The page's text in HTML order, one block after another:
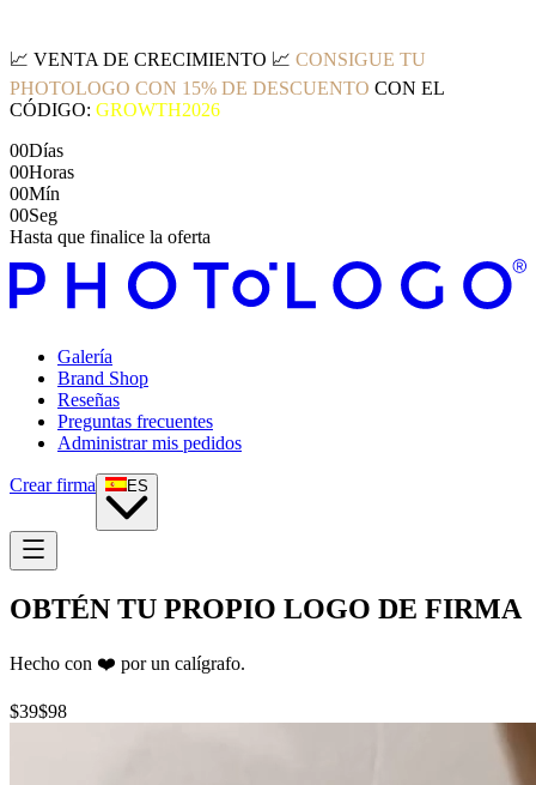
📈 VENTA DE CRECIMIENTO 📈 CONSIGUE TU
PHOTOLOGO CON 15% DE DESCUENTO CON EL
CÓDIGO: GROWTH2026
00Días
00Horas
00Mín
00Seg
Hasta que finalice la oferta
Galería
Brand Shop
Reseñas
Preguntas frecuentes
Administrar mis pedidos
Crear firma ES
OBTÉN TU PROPIO LOGO DE FIRMA
Hecho con ❤️ por un calígrafo.
$39$98